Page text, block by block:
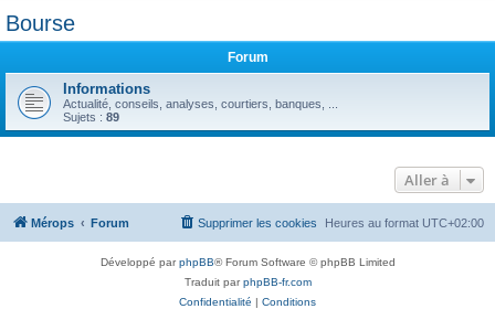
c
e
r
Bourse
Forum
Informations
Actualité, conseils, analyses, courtiers, banques, ...
Sujets : 89
Aller à
Mérops Forum Heures au format UTC+02:00
Supprimer les cookies
Développé parphpBB® Forum Software © phpBB Limited
Traduit parphpBB-fr.com
Confidentialité | Conditions